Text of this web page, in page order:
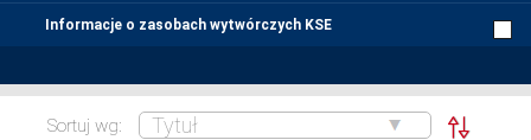
Informacje o zasobach wytwórczych KSE
Sortuj wg: